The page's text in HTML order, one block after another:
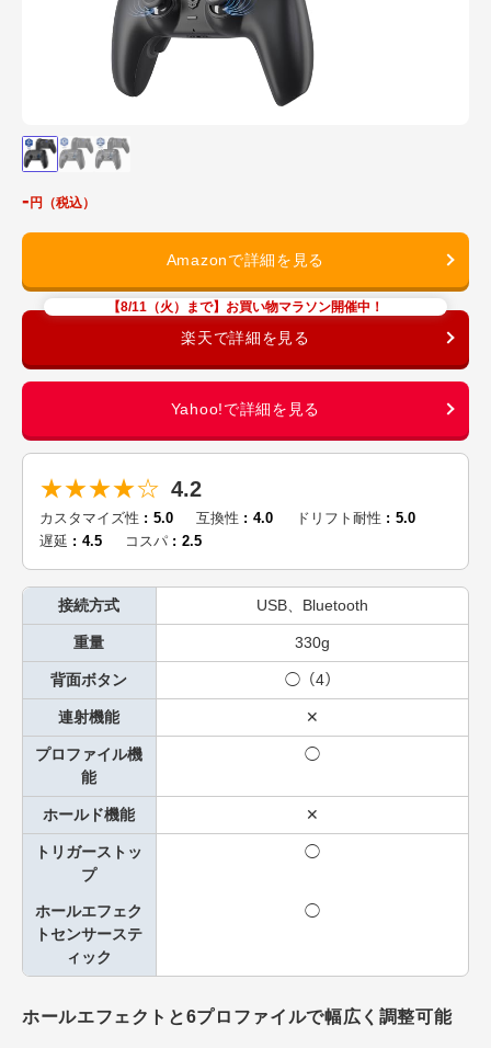
-
【8/11（火）まで】お買い物マラソン開催中！
★★★★☆ 4.2
カスタマイズ性 5.0 互換性 4.0 ドリフト耐性
5.0
遅延
4.5 コスパ 2.5
接続方式 USB、Bluetooth
重量 330g
背面ボタン ◯（4）
連射機能 ✕
プロファイル機
能
◯
ホールド機能 ✕
トリガーストッ
プ
◯
ホールエフェク
トセンサーステ
ィック
◯
ホールエフェクトと6プロファイルで幅広く調整可能